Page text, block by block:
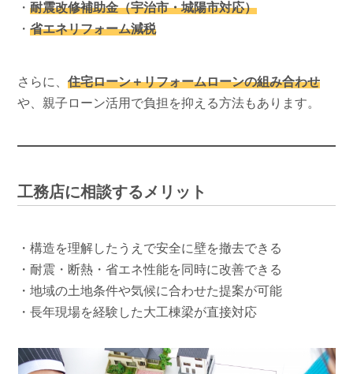
・耐震改修補助金（宇治市・城陽市対応）
・省エネリフォーム減税
さらに、住宅ローン＋リフォームローンの組み合わせ
や、親子ローン活用で負担を抑える方法もあります。
工務店に相談するメリット
・構造を理解したうえで安全に壁を撤去できる
・耐震・断熱・省エネ性能を同時に改善できる
・地域の土地条件や気候に合わせた提案が可能
・長年現場を経験した大工棟梁が直接対応